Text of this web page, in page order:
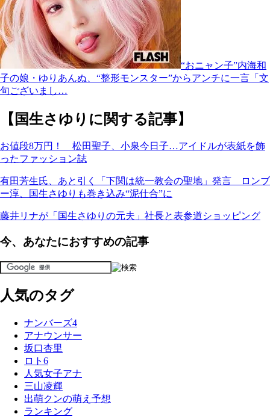
“おニャン子”内海和
子の娘・ゆりあんぬ、“整形モンスター”からアンチに一言「文
句ございまし…
【国生さゆりに関する記事】
お値段8万円！ 松田聖子、小泉今日子…アイドルが表紙を飾
ったファッション誌
有田芳生氏、あと引く「下関は統一教会の聖地」発言 ロンブ
ー淳、国生さゆりも巻き込み“泥仕合”に
藤井リナが「国生さゆりの元夫」社長と表参道ショッピング
今、あなたにおすすめの記事
人気のタグ
ナンバーズ4
アナウンサー
坂口杏里
ロト6
人気女子アナ
三山凌輝
出萌クンの萌え予想
ランキング